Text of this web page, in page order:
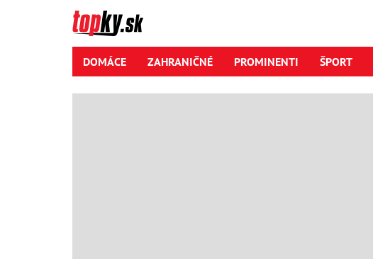
DOMÁCE ZAHRANIČNÉ PROMINENTI ŠPORT